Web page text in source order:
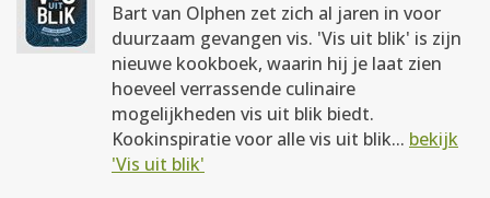
Bart van Olphen zet zich al jaren in voor
duurzaam gevangen vis. 'Vis uit blik' is zijn
nieuwe kookboek, waarin hij je laat zien
hoeveel verrassende culinaire
mogelijkheden vis uit blik biedt.
Kookinspiratie voor alle vis uit blik... bekijk
'Vis uit blik'